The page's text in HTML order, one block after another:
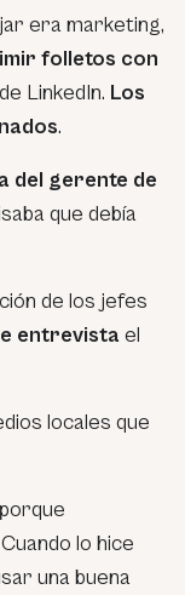
era marketing,
folletos con
LinkedIn. Los
.
del gerente de
que debía
de los jefes
entrevista el
locales que
lo hice
una buena